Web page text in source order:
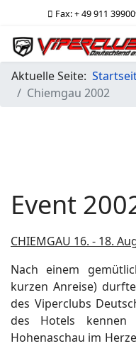
Fax: + 49 911
Aktuelle Seite:
Chiemgau 2002
Event
CHIEMGAU 16. - 18.
Nach einem
kurzen Anreise)
des Viperclubs
des Hotels
Hohenaschau im